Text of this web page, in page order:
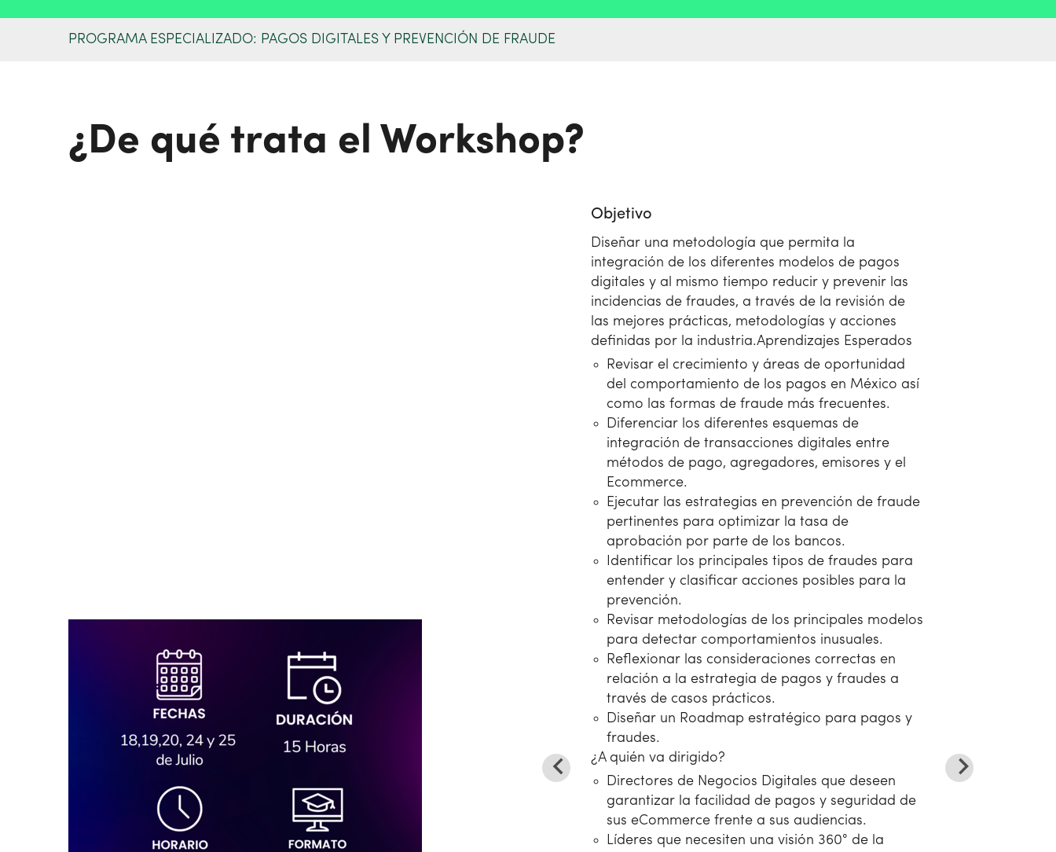
PROGRAMA ESPECIALIZADO: PAGOS DIGITALES Y PREVENCIÓN DE FRAUDE
¿De qué trata el Workshop?
Objetivo
Diseñar una metodología que permita la
integración de los diferentes modelos de pagos
digitales y al mismo tiempo reducir y prevenir las
incidencias de fraudes, a través de la revisión de
las mejores prácticas, metodologías y acciones
definidas por la industria.Aprendizajes Esperados
Revisar el crecimiento y áreas de oportunidad
del comportamiento de los pagos en México así
como las formas de fraude más frecuentes.
Diferenciar los diferentes esquemas de
integración de transacciones digitales entre
métodos de pago, agregadores, emisores y el
Ecommerce.
Ejecutar las estrategias en prevención de fraude
pertinentes para optimizar la tasa de
aprobación por parte de los bancos.
Identificar los principales tipos de fraudes para
entender y clasificar acciones posibles para la
prevención.
Revisar metodologías de los principales modelos
para detectar comportamientos inusuales.
Reflexionar las consideraciones correctas en
relación a la estrategia de pagos y fraudes a
través de casos prácticos.
Diseñar un Roadmap estratégico para pagos y
fraudes.
¿A quién va dirigido?
Directores de Negocios Digitales que deseen
garantizar la facilidad de pagos y seguridad de
sus eCommerce frente a sus audiencias.
Líderes que necesiten una visión 360° de la